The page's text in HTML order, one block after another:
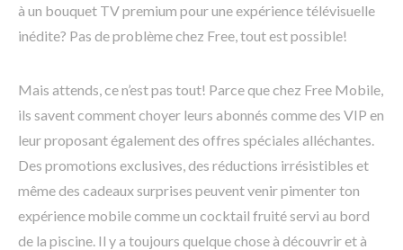
à un bouquet TV premium pour une expérience télévisuelle
inédite? Pas de problème chez Free, tout est possible!
Mais attends, ce n’est pas tout! Parce que chez Free Mobile,
ils savent comment choyer leurs abonnés comme des VIP en
leur proposant également des offres spéciales alléchantes.
Des promotions exclusives, des réductions irrésistibles et
même des cadeaux surprises peuvent venir pimenter ton
expérience mobile comme un cocktail fruité servi au bord
de la piscine. Il y a toujours quelque chose à découvrir et à